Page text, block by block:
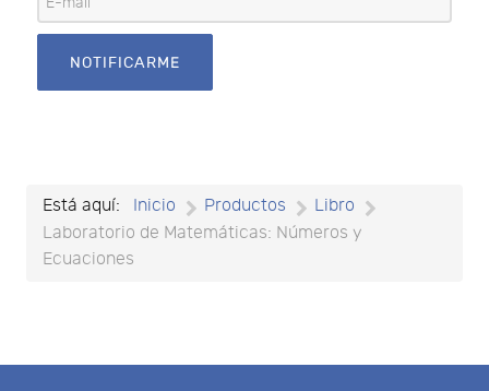
Está aquí: Inicio Productos
Libro
Laboratorio de Matemáticas: Números y
Ecuaciones